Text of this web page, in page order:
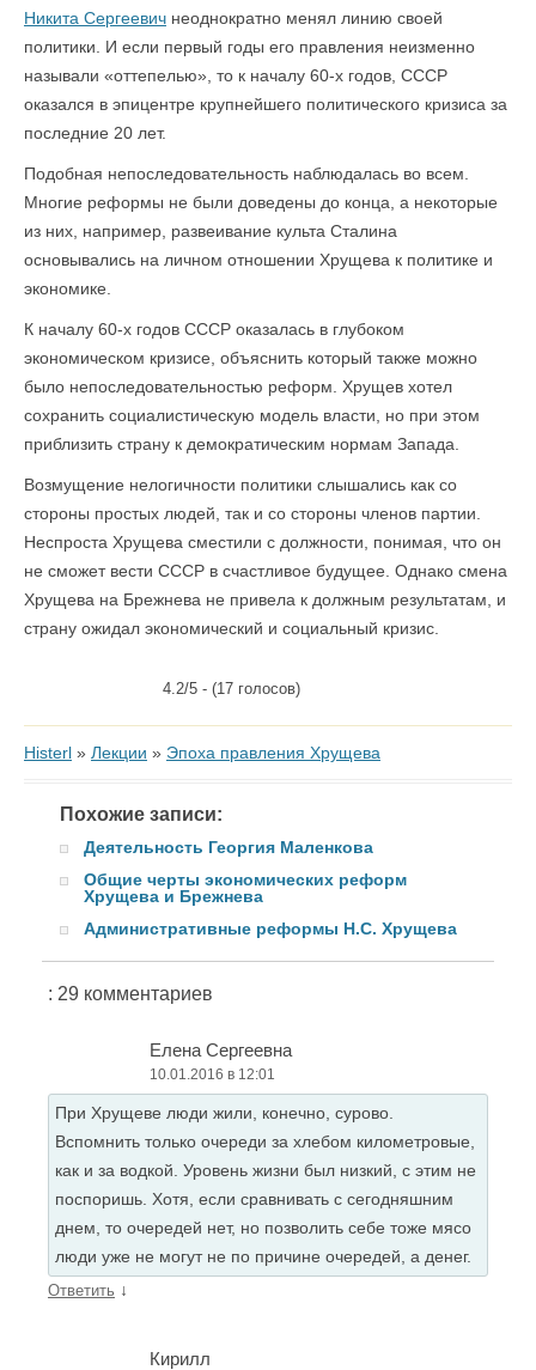
Никита Сергеевич неоднократно менял линию своей
политики. И если первый годы его правления неизменно
называли «оттепелью», то к началу 60-х годов, СССР
оказался в эпицентре крупнейшего политического кризиса за
последние 20 лет.
Подобная непоследовательность наблюдалась во всем.
Многие реформы не были доведены до конца, а некоторые
из них, например, развеивание культа Сталина
основывались на личном отношении Хрущева к политике и
экономике.
К началу 60-х годов СССР оказалась в глубоком
экономическом кризисе, объяснить который также можно
было непоследовательностью реформ. Хрущев хотел
сохранить социалистическую модель власти, но при этом
приблизить страну к демократическим нормам Запада.
Возмущение нелогичности политики слышались как со
стороны простых людей, так и со стороны членов партии.
Неспроста Хрущева сместили с должности, понимая, что он
не сможет вести СССР в счастливое будущее. Однако смена
Хрущева на Брежнева не привела к должным результатам, и
страну ожидал экономический и социальный кризис.
4.2/5 - (17 голосов)
Histerl » Лекции » Эпоха правления Хрущева
Похожие записи:
Деятельность Георгия Маленкова
Общие черты экономических реформ
Хрущева и Брежнева
Административные реформы Н.С. Хрущева
: 29 комментариев
Елена Сергеевна
10.01.2016 в 12:01
При Хрущеве люди жили, конечно, сурово.
Вспомнить только очереди за хлебом километровые,
как и за водкой. Уровень жизни был низкий, с этим не
поспоришь. Хотя, если сравнивать с сегодняшним
днем, то очередей нет, но позволить себе тоже мясо
люди уже не могут не по причине очередей, а денег.
Ответить ↓
Кирилл